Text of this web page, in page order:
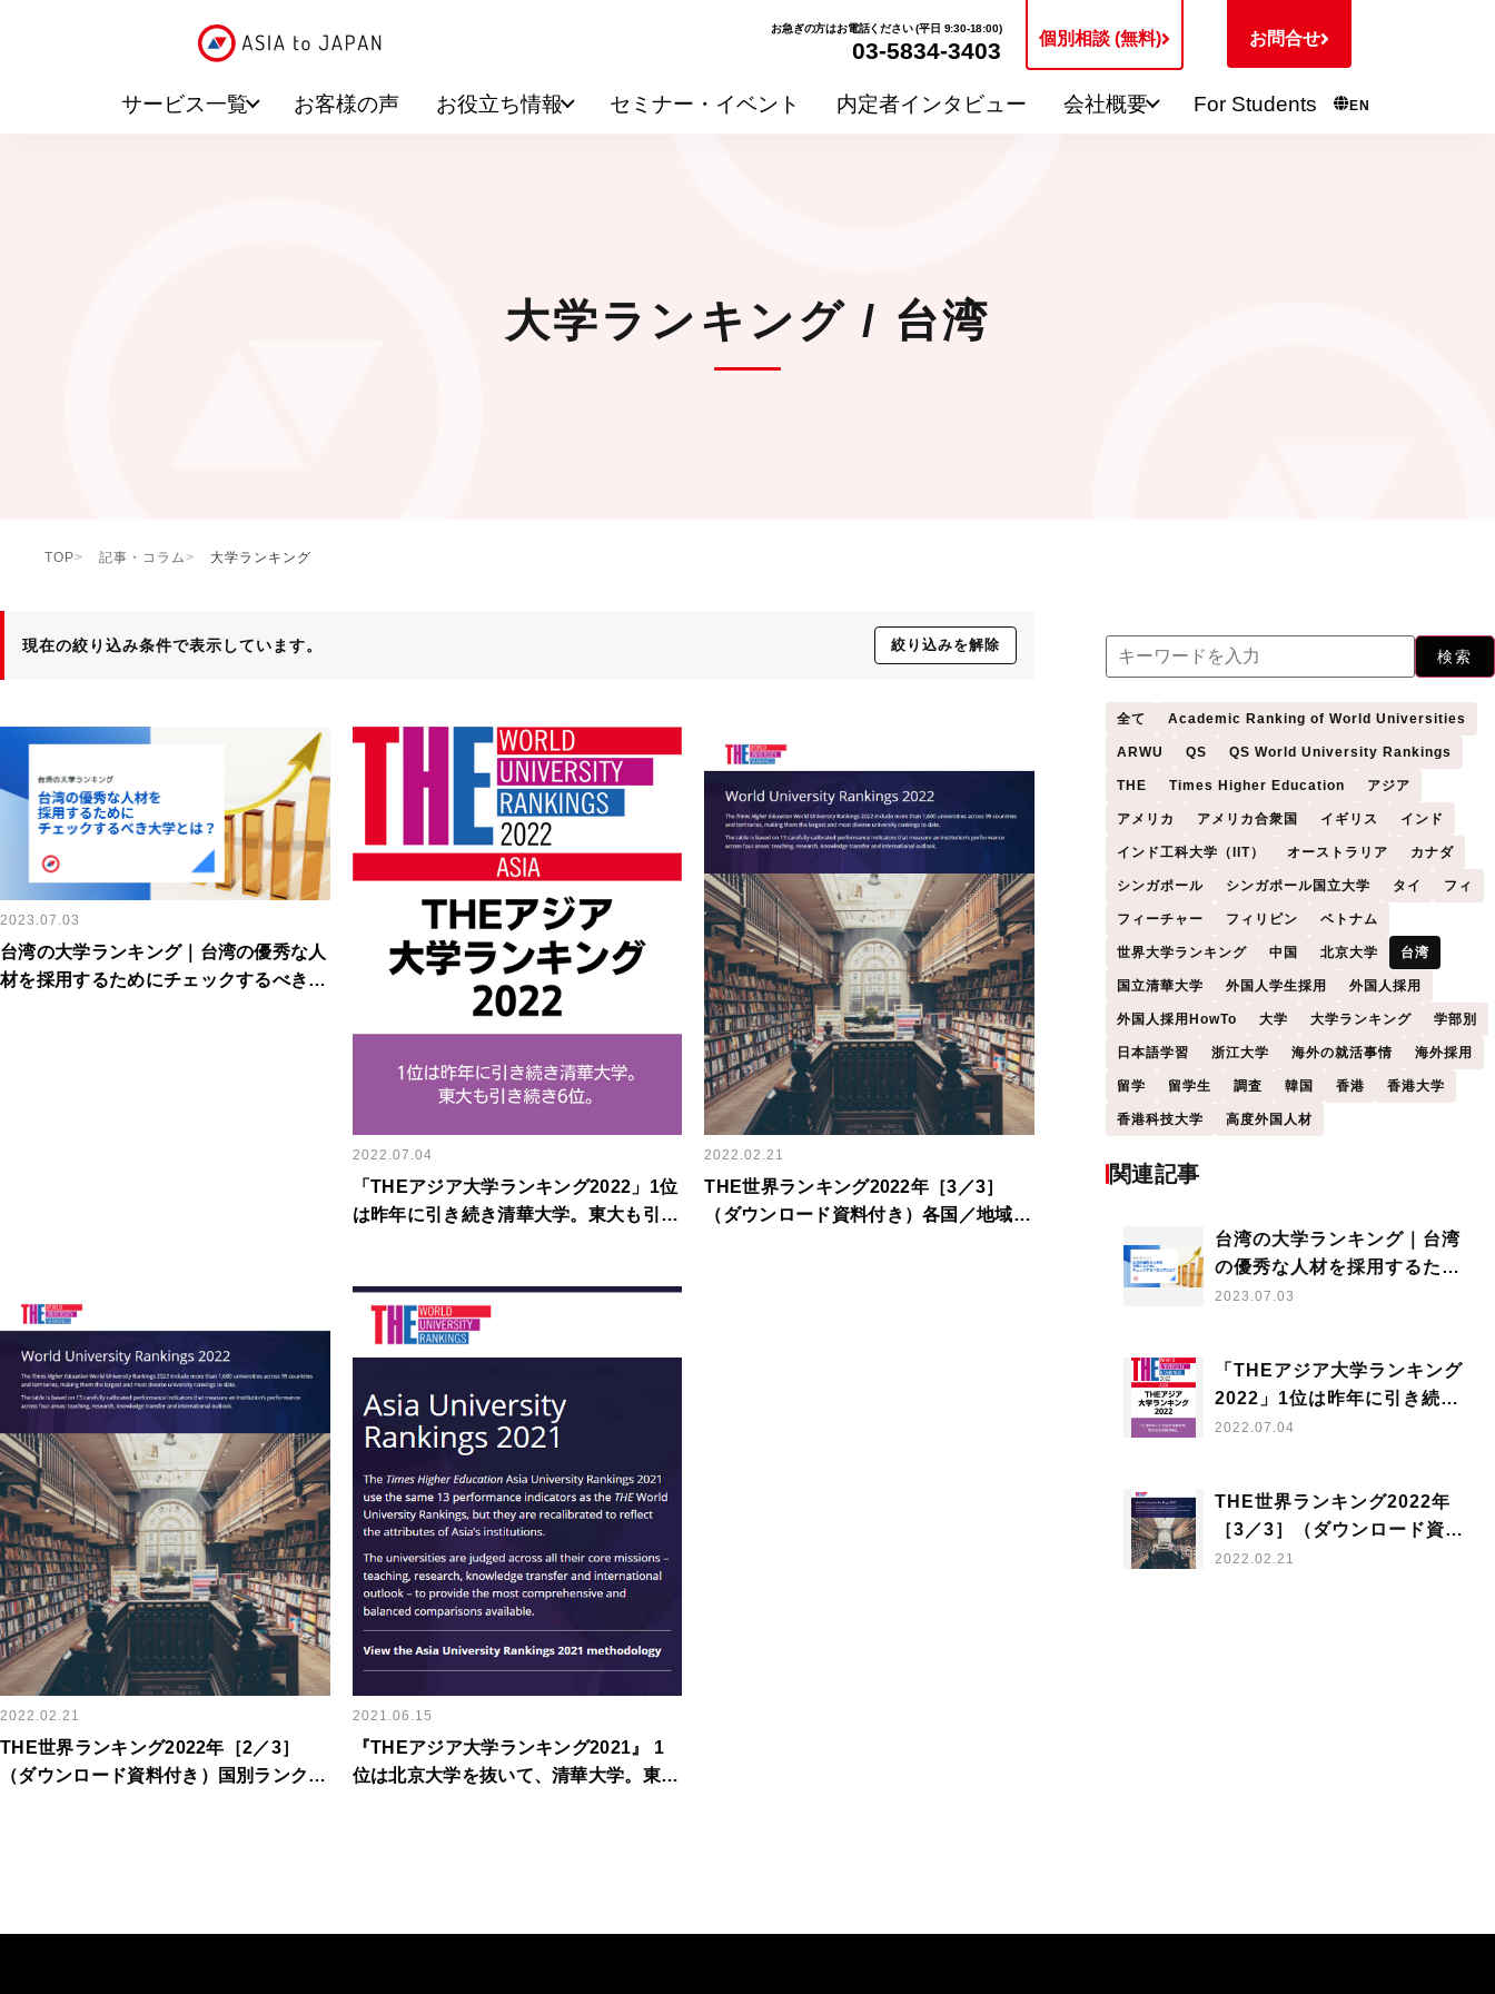
お急ぎの方はお電話ください (平日 9:30-18:00)
03-5834-3403 個別相談 (無料) お問合せ
サービス一覧 お客様の声 お役立ち情報 セミナー・イベント 内定者インタビュー 会社概要 For Students EN
大学ランキング / 台湾
TOP 記事・コラム 大学ランキング
現在の絞り込み条件で表示しています。 絞り込みを解除
2023.07.03
台湾の大学ランキング｜台湾の優秀な人
材を採用するためにチェックするべき大
2022.07.04
「THEアジア大学ランキング2022」1位
は昨年に引き続き清華大学。東大も引き
2022.02.21
THE世界ランキング2022年［3／3］
（ダウンロード資料付き）各国／地域の
2022.02.21
THE世界ランキング2022年［2／3］
（ダウンロード資料付き）国別ランクイ
2021.06.15
『THEアジア大学ランキング2021』 1
位は北京大学を抜いて、清華大学。東大
検索
全て Academic Ranking of World Universities
ARWU QS QS World University Rankings
THE Times Higher Education アジア
アメリカ アメリカ合衆国 イギリス インド
インド工科大学（IIT） オーストラリア カナダ
シンガポール シンガポール国立大学 タイ フィ
フィーチャー フィリピン ベトナム
世界大学ランキング 中国 北京大学 台湾
国立清華大学 外国人学生採用 外国人採用
外国人採用HowTo 大学 大学ランキング 学部別
日本語学習 浙江大学 海外の就活事情 海外採用
留学 留学生 調査 韓国 香港 香港大学
香港科技大学 高度外国人材
関連記事
台湾の大学ランキング｜台湾
の優秀な人材を採用するため
にチェックするべき大学と
2023.07.03
「THEアジア大学ランキング
2022」1位は昨年に引き続き
清華大学。東大も引き続き6位
2022.07.04
THE世界ランキング2022年
［3／3］（ダウンロード資料
付き）各国／地域の評価ポイ
2022.02.21